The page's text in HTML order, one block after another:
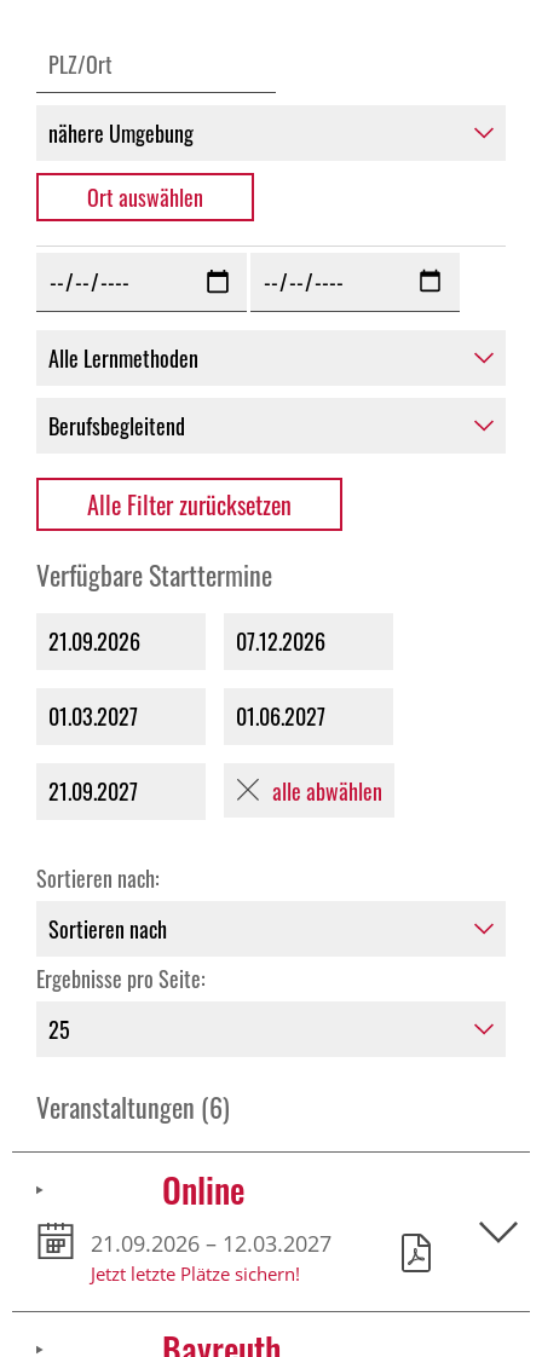
Alle Filter zurücksetzen
Verfügbare Starttermine
21.09.2026 07.12.2026
01.03.2027 01.06.2027
21.09.2027 alle abwählen
Sortieren nach:
Ergebnisse pro Seite:
Veranstaltungen (6)
Online
21.09.2026 – 12.03.2027
Jetzt letzte Plätze sichern!